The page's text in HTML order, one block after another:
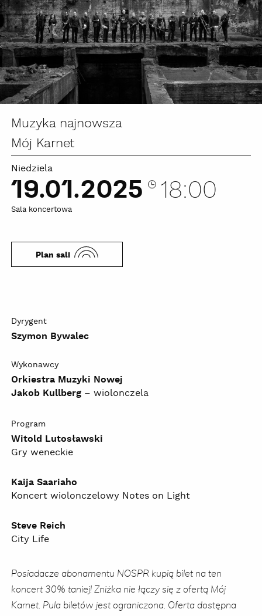
Muzyka najnowsza
Mój Karnet
Niedziela
19.01.2025 18:00
Sala koncertowa
Plan sali
Dyrygent
Szymon Bywalec
Wykonawcy
Orkiestra Muzyki Nowej
Jakob Kullberg – wiolonczela
Program
Witold Lutosławski
Gry weneckie
Kaija Saariaho
Koncert wiolonczelowy Notes on Light
Steve Reich
City Life
Posiadacze abonamentu NOSPR kupią bilet na ten
koncert 30% taniej! Zniżka nie łączy się z ofertą Mój
Karnet. Pula biletów jest ograniczona. Oferta dostępna